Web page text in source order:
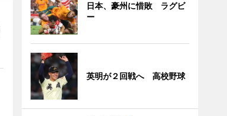
日本、豪州に惜敗 ラグビ
ー
英明が２回戦へ 高校野球